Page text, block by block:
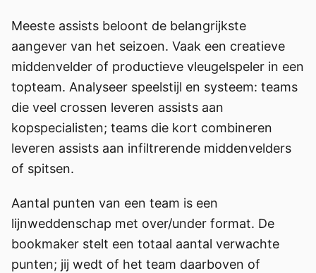
Meeste assists beloont de belangrijkste
aangever van het seizoen. Vaak een creatieve
middenvelder of productieve vleugelspeler in een
topteam. Analyseer speelstijl en systeem: teams
die veel crossen leveren assists aan
kopspecialisten; teams die kort combineren
leveren assists aan infiltrerende middenvelders
of spitsen.
Aantal punten van een team is een
lijnweddenschap met over/under format. De
bookmaker stelt een totaal aantal verwachte
punten; jij wedt of het team daarboven of